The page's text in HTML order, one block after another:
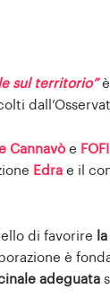
sul territorio”
Cannavò e FOFI
Edra e il
di favorire
è
adeguata